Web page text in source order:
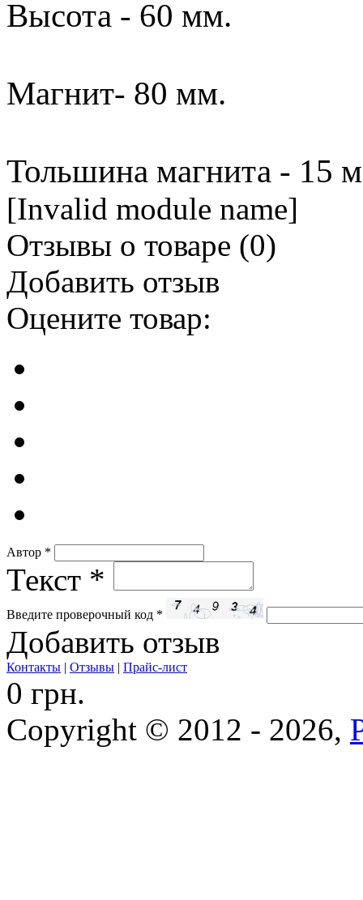
Высота - 60 мм.
Магнит- 80 мм.
Тольшина магнита - 15
[Invalid module name]
Отзывы о товаре (0)
Добавить отзыв
Оцените товар:
Автор *
Текст *
Введите проверочный код *
Добавить отзыв
Контакты | Отзывы | Прайс-лист
0 грн.
Copyright © 2012 - 2026,